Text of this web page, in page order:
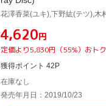
¥4,620円
定価より5,830円（55%）おトク
獲得ポイント 42P
在庫なし
発売年月日：2019/10/23